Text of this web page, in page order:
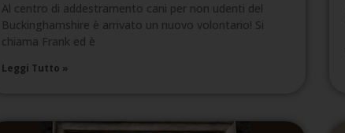
Al centro di addestramento cani per non udenti del
Buckinghamshire è arrivato un nuovo volontario! Si
chiama Frank ed è
Leggi Tutto »